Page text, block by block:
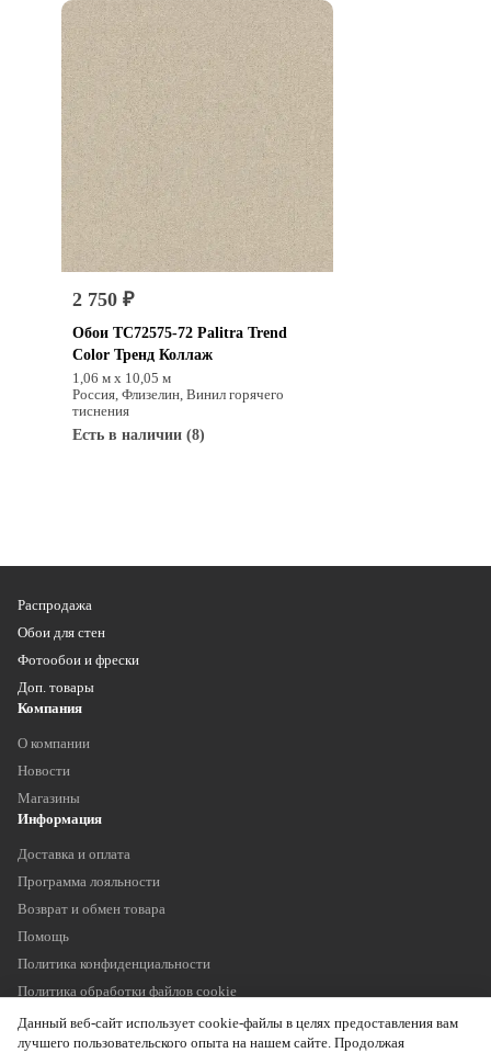
2 750 ₽
Обои TC72575-72 Palitra Trend
Color Тренд Коллаж
1,06 м х 10,05 м
Россия, Флизелин, Винил горячего
тиснения
Есть в наличии (8)
Распродажа
Обои для стен
Фотообои и фрески
Доп. товары
Компания
О компании
Новости
Магазины
Информация
Доставка и оплата
Программа лояльности
Возврат и обмен товара
Помощь
Политика конфиденциальности
Политика обработки файлов cookie
+7 (903) 755 11 75
Данный веб-сайт использует cookie-файлы в целях предоставления вам
лучшего пользовательского опыта на нашем сайте. Продолжая